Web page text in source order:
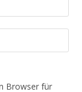
Browser für